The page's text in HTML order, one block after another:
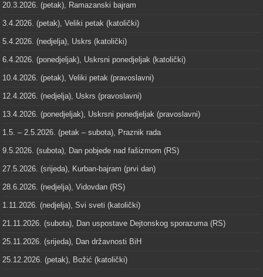
20.3.2026. (petak), Ramazanski bajram
3.4.2026. (petak), Veliki petak (katolički)
5.4.2026. (nedjelja), Uskrs (katolički)
6.4.2026. (ponedjeljak), Uskrsni ponedjeljak (katolički)
10.4.2026. (petak), Veliki petak (pravoslavni)
12.4.2026. (nedjelja), Uskrs (pravoslavni)
13.4.2026. (ponedjeljak), Uskrsni ponedjeljak (pravoslavni)
1.5. – 2.5.2026. (petak – subota), Praznik rada
9.5.2026. (subota), Dan pobjede nad fašizmom (RS)
27.5.2026. (srijeda), Kurban-bajram (prvi dan)
28.6.2026. (nedjelja), Vidovdan (RS)
1.11.2026. (nedjelja), Svi sveti (katolički)
21.11.2026. (subota), Dan uspostave Dejtonskog sporazuma (RS)
25.11.2026. (srijeda), Dan državnosti BiH
25.12.2026. (petak), Božić (katolički)